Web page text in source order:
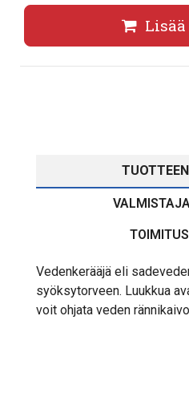
Vedenkerääjä eli
syöksytorveen. Luukkua
voit ohjata veden